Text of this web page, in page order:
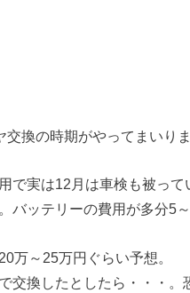
換の時期がやってまいりま
で実は12月は車検も被っ
バッテリーの費用が多分5～
万～25万円ぐらい予想。
交換したとしたら・・・。